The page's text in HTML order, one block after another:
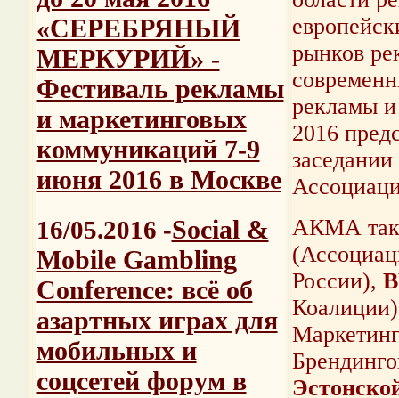
«СЕРЕБРЯНЫЙ
МЕРКУРИЙ» -
Фестиваль рекламы
и маркетинговых
коммуникаций 7-9
июня 2016 в Москве
16/05.2016 -Social &
Mobile Gambling
Conference: всё об
азартных играх для
мобильных и
соцсетей форум в
рынков
рекламы и
2016
АКМА
России),